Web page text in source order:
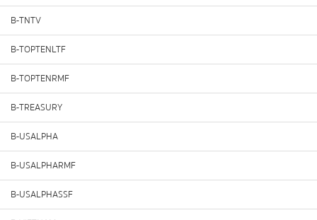
B-TNTV
B-TOPTENLTF
B-TOPTENRMF
B-TREASURY
B-USALPHA
B-USALPHARMF
B-USALPHASSF